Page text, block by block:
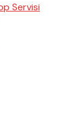
Servisi